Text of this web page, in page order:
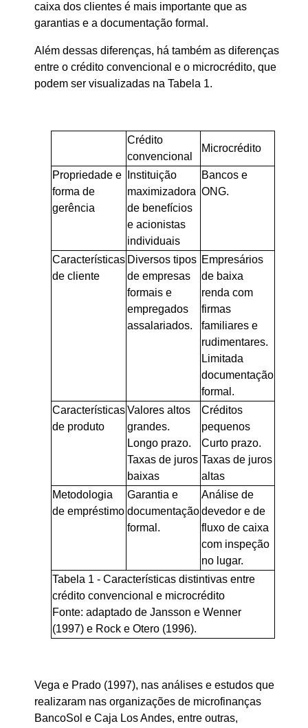
caixa dos clientes é mais importante que as
garantias e a documentação formal.
Além dessas diferenças, há também as diferenças
entre o crédito convencional e o microcrédito, que
podem ser visualizadas na Tabela 1.
Crédito
convencional
Microcrédito
Propriedade e
forma de
gerência
Instituição
maximizadora
de benefícios
e acionistas
individuais
Bancos e
ONG.
Características
de cliente
Diversos tipos
de empresas
formais e
empregados
assalariados.
Empresários
de baixa
renda com
firmas
familiares e
rudimentares.
Limitada
documentação
formal.
Características
de produto
Valores altos
grandes.
Longo prazo.
Taxas de juros
baixas
Créditos
pequenos
Curto prazo.
Taxas de juros
altas
Metodologia
de empréstimo
Garantia e
documentação
formal.
Análise de
devedor e de
fluxo de caixa
com inspeção
no lugar.
Tabela 1 - Características distintivas entre
crédito convencional e microcrédito
Fonte: adaptado de Jansson e Wenner
(1997) e Rock e Otero (1996).
Vega e Prado (1997), nas análises e estudos que
realizaram nas organizações de microfinanças
BancoSol e Caja Los Andes, entre outras,